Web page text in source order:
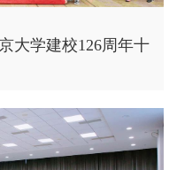
大学建校126周年十